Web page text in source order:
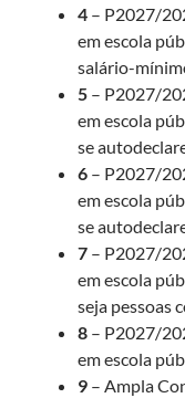
4 – P2027/
em escola
salário-
5 – P2027/
em escola
se
6 – P2027/
em escola
se
7 – P2027/
em escola
seja pessoas
8 – P2027/
em escola
9 – Ampla